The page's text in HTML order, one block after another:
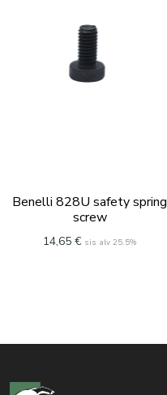
Benelli 828U safety spring
screw
14,65 € sis alv 25.5%